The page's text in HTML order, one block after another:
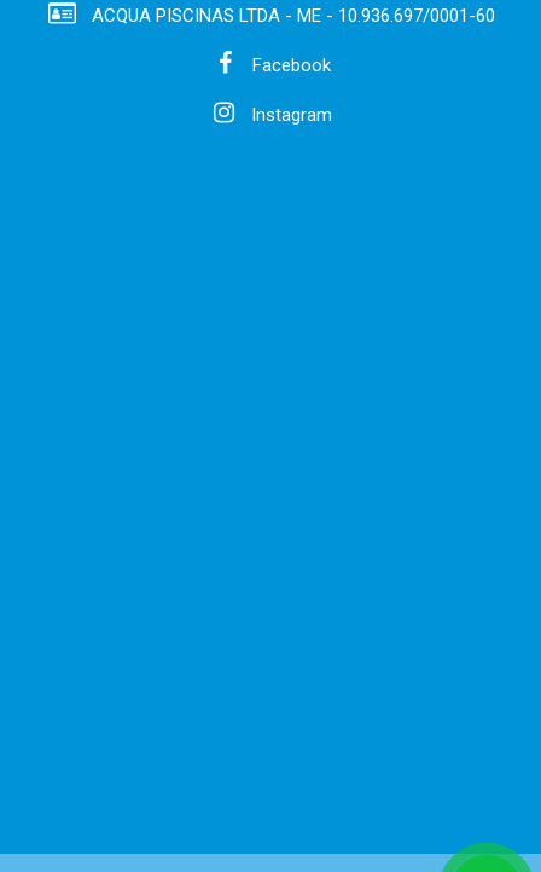
ACQUA PISCINAS LTDA - ME - 10.936.697/0001-60
Facebook
Instagram